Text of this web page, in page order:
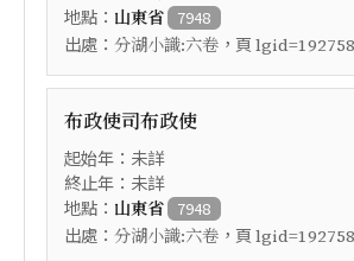
地點： 山東省 7948
出處： 分湖小識:六卷 ，頁 lgid=192758
布政使司布政使
起始年：未詳
終止年：未詳
地點： 山東省 7948
出處： 分湖小識:六卷 ，頁 lgid=192758